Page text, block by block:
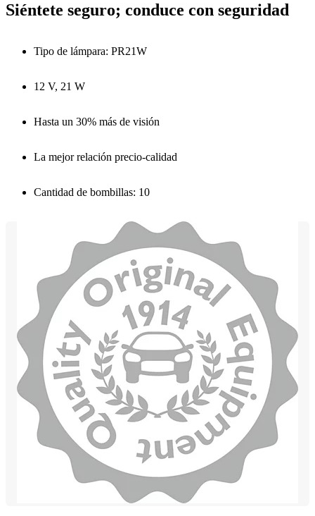
Siéntete seguro; conduce con seguridad
Tipo de lámpara: PR21W
12 V, 21 W
Hasta un 30% más de visión
La mejor relación precio-calidad
Cantidad de bombillas: 10